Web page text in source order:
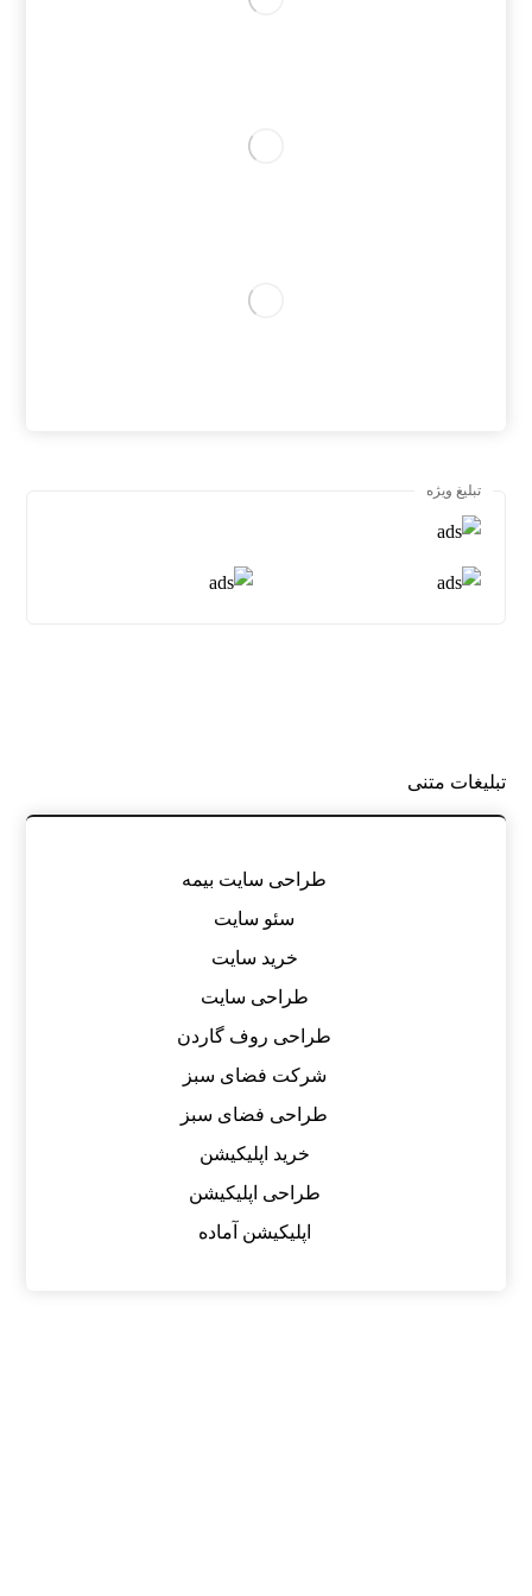
تبلیغ ویژه
تبلیغات متنی
طراحی سایت بیمه
سئو سایت
خرید سایت
طراحی سایت
طراحی روف گاردن
شرکت فضای سبز
طراحی فضای سبز
خرید اپلیکیشن
طراحی اپلیکیشن
اپلیکیشن آماده